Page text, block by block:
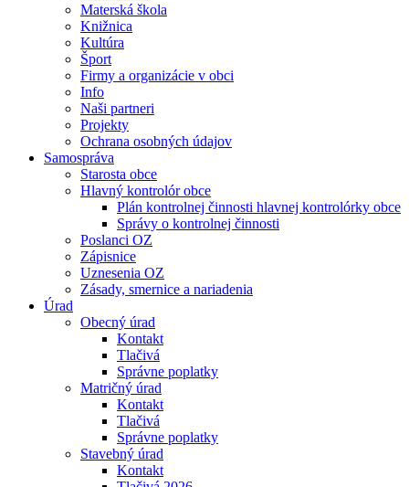
Materská škola
Knižnica
Kultúra
Šport
Firmy a organizácie v obci
Info
Naši partneri
Projekty
Ochrana osobných údajov
Samospráva
Starosta obce
Hlavný kontrolór obce
Plán kontrolnej činnosti hlavnej kontrolórky obce
Správy o kontrolnej činnosti
Poslanci OZ
Zápisnice
Uznesenia OZ
Zásady, smernice a nariadenia
Úrad
Obecný úrad
Kontakt
Tlačivá
Správne poplatky
Matričný úrad
Kontakt
Tlačivá
Správne poplatky
Stavebný úrad
Kontakt